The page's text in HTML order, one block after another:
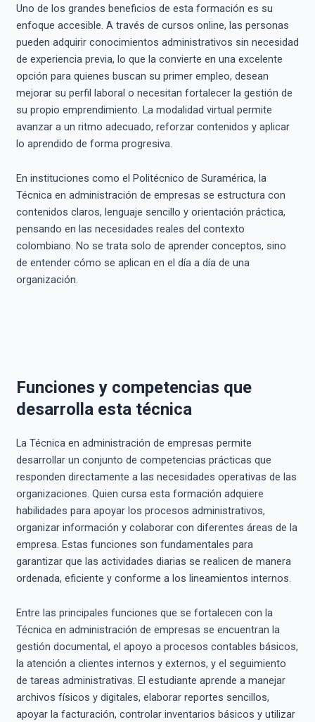
Uno de los grandes beneficios de esta formación es su
enfoque accesible. A través de cursos online, las personas
pueden adquirir conocimientos administrativos sin necesidad
de experiencia previa, lo que la convierte en una excelente
opción para quienes buscan su primer empleo, desean
mejorar su perfil laboral o necesitan fortalecer la gestión de
su propio emprendimiento. La modalidad virtual permite
avanzar a un ritmo adecuado, reforzar contenidos y aplicar
lo aprendido de forma progresiva.
En instituciones como el Politécnico de Suramérica, la
Técnica en administración de empresas se estructura con
contenidos claros, lenguaje sencillo y orientación práctica,
pensando en las necesidades reales del contexto
colombiano. No se trata solo de aprender conceptos, sino
de entender cómo se aplican en el día a día de una
organización.
Funciones y competencias que
desarrolla esta técnica
La Técnica en administración de empresas permite
desarrollar un conjunto de competencias prácticas que
responden directamente a las necesidades operativas de las
organizaciones. Quien cursa esta formación adquiere
habilidades para apoyar los procesos administrativos,
organizar información y colaborar con diferentes áreas de la
empresa. Estas funciones son fundamentales para
garantizar que las actividades diarias se realicen de manera
ordenada, eficiente y conforme a los lineamientos internos.
Entre las principales funciones que se fortalecen con la
Técnica en administración de empresas se encuentran la
gestión documental, el apoyo a procesos contables básicos,
la atención a clientes internos y externos, y el seguimiento
de tareas administrativas. El estudiante aprende a manejar
archivos físicos y digitales, elaborar reportes sencillos,
apoyar la facturación, controlar inventarios básicos y utilizar